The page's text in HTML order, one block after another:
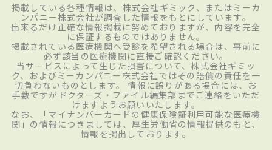
掲載している各種情報は、株式会社ギミック、またはミーカ
ンパニー株式会社が調査した情報をもとにしています。
出来るだけ正確な情報掲載に努めておりますが、内容を完全
に保証するものではありません。
掲載されている医療機関へ受診を希望される場合は、事前に
必ず該当の医療機関に直接ご確認ください。
当サービスによって生じた損害について、株式会社ギミッ
ク、およびミーカンパニー株式会社ではその賠償の責任を一
切負わないものとします。 情報に誤りがある場合には、お
手数ですがドクターズ・ファイル編集部までご連絡をいただ
けますようお願いいたします。
なお、「マイナンバーカードの健康保険証利用可能な医療機
関」の情報につきましては、厚生労働省の情報提供のもと、
情報を掲出しております。